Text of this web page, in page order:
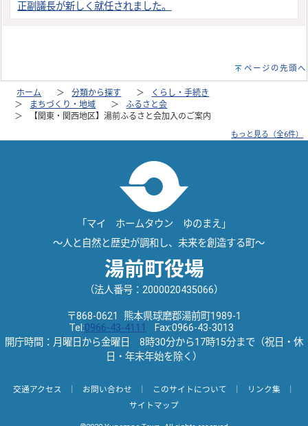
正副議長が新しく就任されました。
ページの先頭へ
ホーム 分類から探す
くらし・手続き
まちづくり・地域
ふるさと会
【関東・関西地区】湯前ふるさと会加入のご案内
もっと見る（全6件）
「マイ ホームタウン ゆのまえ」
～人と自然と歴史が調和し、未来を創造する町～
湯前町役場
（法人番号：2000020435066）
〒868-0621 熊本県球磨郡湯前町1989-1
Tel:0966-43-4111
Fax:0966-43-3013
開庁時間：月曜日から金曜日 8時30分から17時15分まで（祝日・休
日・年末年始を除く）
交通アクセス お問い合わせ このサイトについて リンク集
サイトマップ